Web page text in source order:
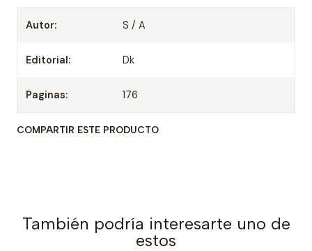
Autor: S / A
Editorial: Dk
Paginas: 176
COMPARTIR ESTE PRODUCTO
También podría interesarte uno de
estos